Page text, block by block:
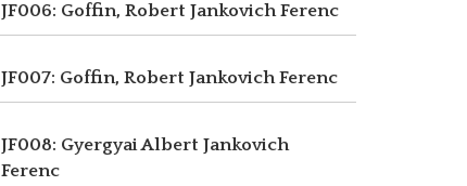
JF006: Goffin, Robert Jankovich Ferenc
JF007: Goffin, Robert Jankovich Ferenc
JF008: Gyergyai Albert Jankovich
Ferenc